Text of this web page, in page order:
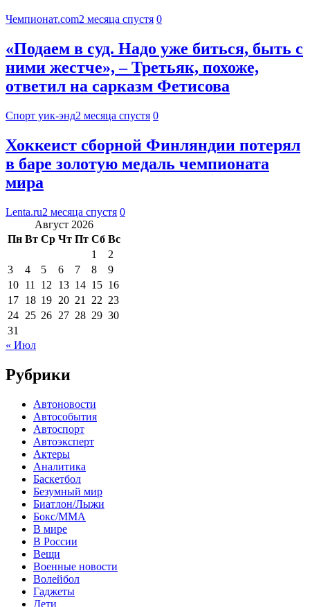
Чемпионат.com2 месяца спустя 0
«Подаем в суд. Надо уже биться, быть с
ними жестче», – Третьяк, похоже,
ответил на сарказм Фетисова
Спорт уик-энд2 месяца спустя 0
Хоккеист сборной Финляндии потерял
в баре золотую медаль чемпионата
мира
Lenta.ru2 месяца спустя 0
Август 2026
Пн Вт Ср Чт Пт Сб Вс
1
2
3
4 5 6 7 8
9
10 11 12 13 14 15 16
17 18 19 20 21 22 23
24 25 26 27 28 29 30
31
« Июл
Рубрики
Автоновости
Автособытия
Автоспорт
Автоэксперт
Актеры
Аналитика
Баскетбол
Безумный мир
Биатлон/Лыжи
Бокс/MMA
В мире
В России
Вещи
Военные новости
Волейбол
Гаджеты
Дети